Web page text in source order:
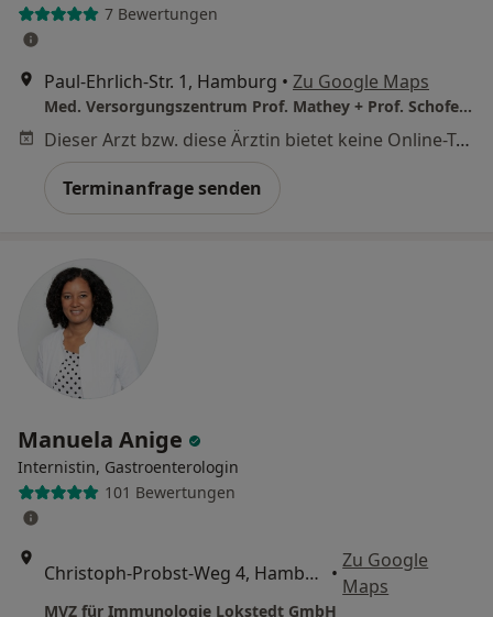
7 Bewertungen
Paul-Ehrlich-Str. 1, Hamburg • Zu Google Maps
Med. Versorgungszentrum Prof. Mathey + Prof. Schofer NK Altona
Dieser Arzt bzw. diese Ärztin bietet keine Online-Terminbuchung an diesem Standort an.
Terminanfrage senden
Manuela Anige
Internistin, Gastroenterologin
101 Bewertungen
Christoph-Probst-Weg 4, Hamburg •
Zu Google
Maps
MVZ für Immunologie Lokstedt GmbH